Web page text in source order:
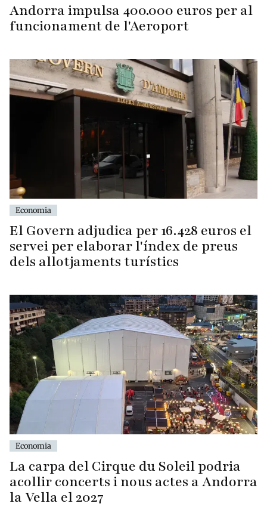
Andorra impulsa 400.000 euros per al
funcionament de l'Aeroport
Economia
El Govern adjudica per 16.428 euros el
servei per elaborar l'índex de preus
dels allotjaments turístics
Economia
La carpa del Cirque du Soleil podria
acollir concerts i nous actes a Andorra
la Vella el 2027